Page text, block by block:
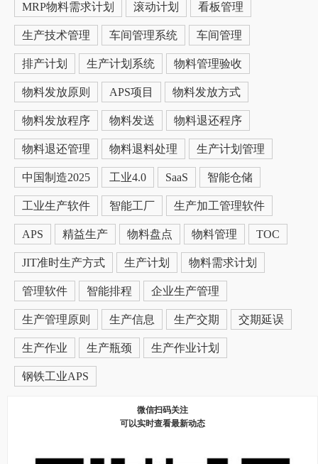
MRP物料需求计划 滚动计划 看板管理
生产技术管理 车间管理系统 车间管理
排产计划 生产计划系统 物料管理验收
物料发放原则 APS项目 物料发放方式
物料发放程序 物料发送 物料退还程序
物料退还管理 物料退料处理 生产计划管理
中国制造2025 工业4.0 SaaS 智能仓储
工业生产软件 智能工厂 生产加工管理软件
APS 精益生产 物料盘点 物料管理 TOC
JIT准时生产方式 生产计划 物料需求计划
管理软件 智能排程 企业生产管理
生产管理原则 生产信息 生产交期 交期延误
生产作业 生产瓶颈 生产作业计划
钢铁工业APS
微信扫码关注
可以实时查看最新动态